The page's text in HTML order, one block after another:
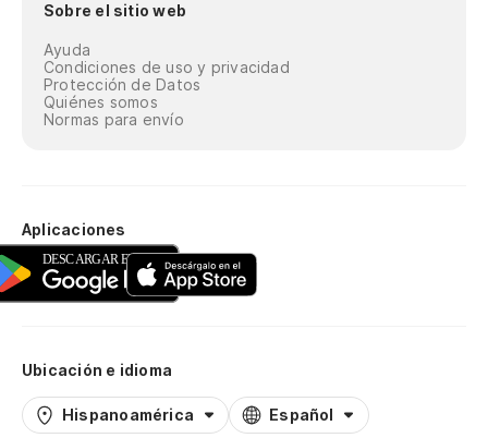
Sobre el sitio web
Ayuda
Condiciones de uso y privacidad
Protección de Datos
Quiénes somos
Normas para envío
Aplicaciones
Ubicación e idioma
Hispanoamérica Español